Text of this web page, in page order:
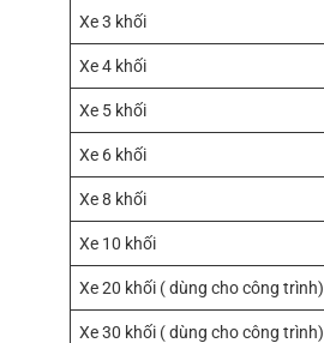
Xe 3 khối
Xe 4 khối
Xe 5 khối
Xe 6 khối
Xe 8 khối
Xe 10 khối
Xe 20 khối ( dùng cho công trình)
Xe 30 khối ( dùng cho công trình)